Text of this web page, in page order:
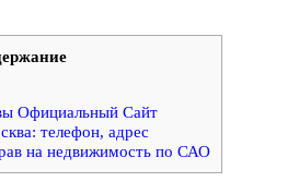
Официальный Сайт
телефон, адрес
на недвижимость по САО